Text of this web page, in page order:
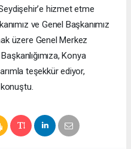
hizmet etme
ve Genel Başkanımız
üzere Genel Merkez
Konya
teşekkür ediyor,